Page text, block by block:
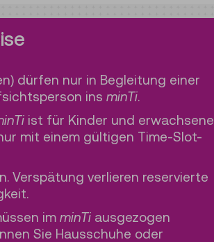
dürfen nur in Begleitung einer
ins minTi.
ist für Kinder und erwachsene
mit einem gültigen Time-Slot-
Verspätung verlieren reservierte
im minTi ausgezogen
Sie Hausschuhe oder